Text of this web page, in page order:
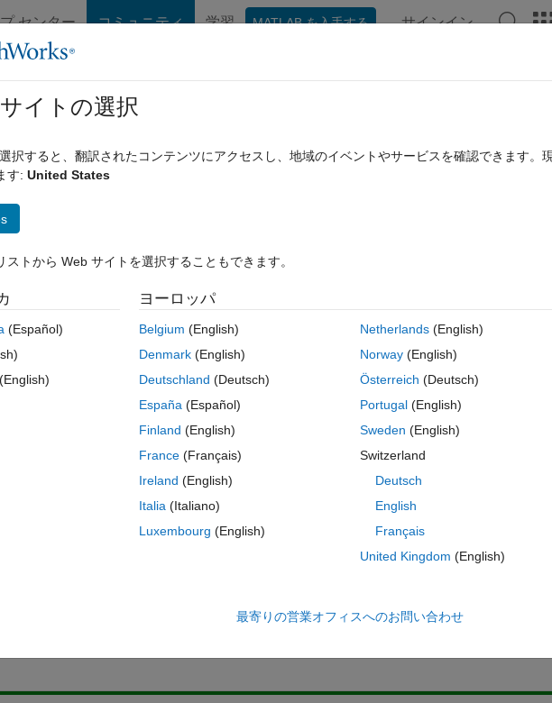
センター コミュニティ 学習 MATLAB を入手する サインイン
回答 閲覧 MATLAB に関する FAQ
How do I build the Arm CMSIS-NN library for Deep
generation and deployment?
月 18
networks supported for code generation using MATLAB Coder:
Networks and Layers Supported for C++ Code Generation
from my deep learning network to run on Arm Cortex-M CPUs using MATLAB Coder and
are the steps to do this?
る。
イトの選択
択すると、翻訳されたコンテンツにアクセスし、地域のイベントやサービスを確認できます。
す: United States
ストから Web サイトを選択することもできます。
(Español)
(English)
ヨーロッパ
Belgium (English)
Denmark (English)
Deutschland (Deutsch)
España (Español)
Finland (English)
France (Français)
Ireland (English)
Italia (Italiano)
Luxembourg (English)
Netherlands(English)
Norway(English)
Österreich (Deutsch)
Portugal(English)
Sweden (English)
Switzerland
Deutsch
English
Français
United Kingdom (English)
最寄りの営業オフィスへのお問い合わせ